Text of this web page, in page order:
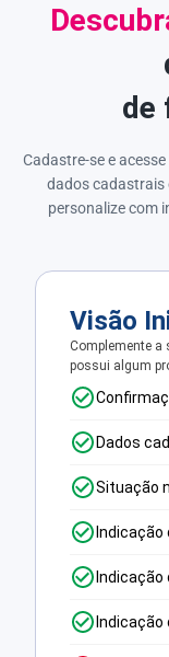
de
Cadastre-se e
dados cadastrais
personalize com
Visão
Complemente a
possui algum
Dados
Situação